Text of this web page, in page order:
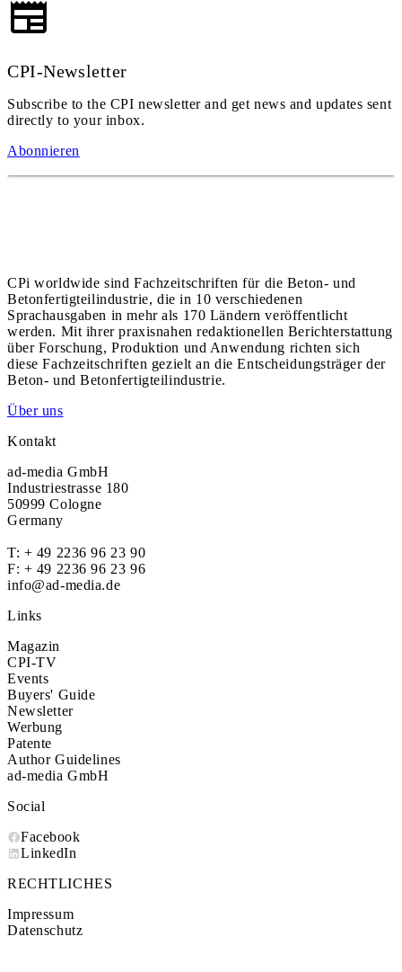
CPI-Newsletter
Subscribe to the CPI newsletter and get news and updates sent
directly to your inbox.
Abonnieren
CPi worldwide sind Fachzeitschriften für die Beton- und
Betonfertigteilindustrie, die in 10 verschiedenen
Sprachausgaben in mehr als 170 Ländern veröffentlicht
werden. Mit ihrer praxisnahen redaktionellen Berichterstattung
über Forschung, Produktion und Anwendung richten sich
diese Fachzeitschriften gezielt an die Entscheidungsträger der
Beton- und Betonfertigteilindustrie.
Über uns
Kontakt
ad-media GmbH
Industriestrasse 180
50999 Cologne
Germany
T: + 49 2236 96 23 90
F: + 49 2236 96 23 96
info@ad-media.de
Links
Magazin
CPI-TV
Events
Buyers' Guide
Newsletter
Werbung
Patente
Author Guidelines
ad-media GmbH
Social
Facebook
LinkedIn
RECHTLICHES
Impressum
Datenschutz